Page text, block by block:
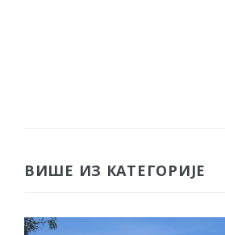
ВИШЕ ИЗ КАТЕГОРИЈЕ